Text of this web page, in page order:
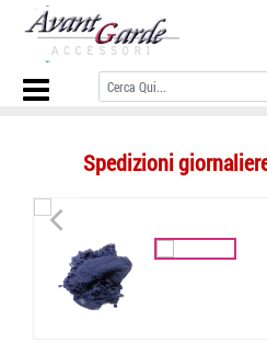
Home Page/SCIARPE/Triangoli/
blu tinta unita garza morbida fresca
Spedizioni
<